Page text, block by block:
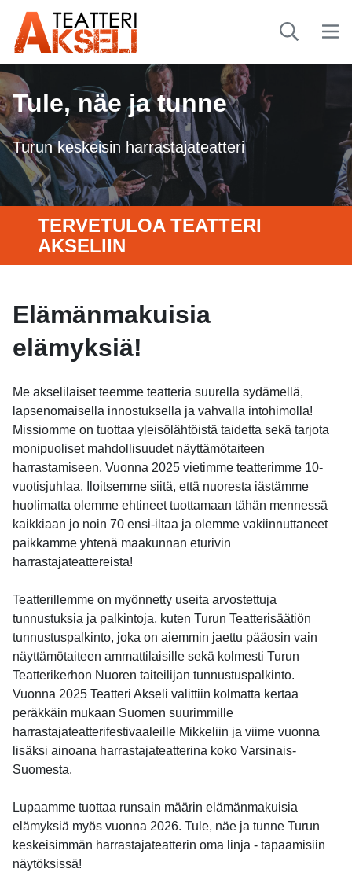
Tule, näe ja tunne
Turun keskeisin harrastajateatteri
TERVETULOA TEATTERI
AKSELIIN
Elämänmakuisia
elämyksiä!
Me akselilaiset teemme teatteria suurella sydämellä,
lapsenomaisella innostuksella ja vahvalla intohimolla!
Missiomme on tuottaa yleisölähtöistä taidetta sekä tarjota
monipuoliset mahdollisuudet näyttämötaiteen
harrastamiseen. Vuonna 2025 vietimme teatterimme 10-
vuotisjuhlaa. Iloitsemme siitä, että nuoresta iästämme
huolimatta olemme ehtineet tuottamaan tähän mennessä
kaikkiaan jo noin 70 ensi-iltaa ja olemme vakiinnuttaneet
paikkamme yhtenä maakunnan eturivin
harrastajateattereista!
Teatterillemme on myönnetty useita arvostettuja
tunnustuksia ja palkintoja, kuten Turun Teatterisäätiön
tunnustuspalkinto, joka on aiemmin jaettu pääosin vain
näyttämötaiteen ammattilaisille sekä kolmesti Turun
Teatterikerhon Nuoren taiteilijan tunnustuspalkinto.
Vuonna 2025 Teatteri Akseli valittiin kolmatta kertaa
peräkkäin mukaan Suomen suurimmille
harrastajateatterifestivaaleille Mikkeliin ja viime vuonna
lisäksi ainoana harrastajateatterina koko Varsinais-
Suomesta.
Lupaamme tuottaa runsain määrin elämänmakuisia
elämyksiä myös vuonna 2026. Tule, näe ja tunne Turun
keskeisimmän harrastajateatterin oma linja - tapaamisiin
näytöksissä!